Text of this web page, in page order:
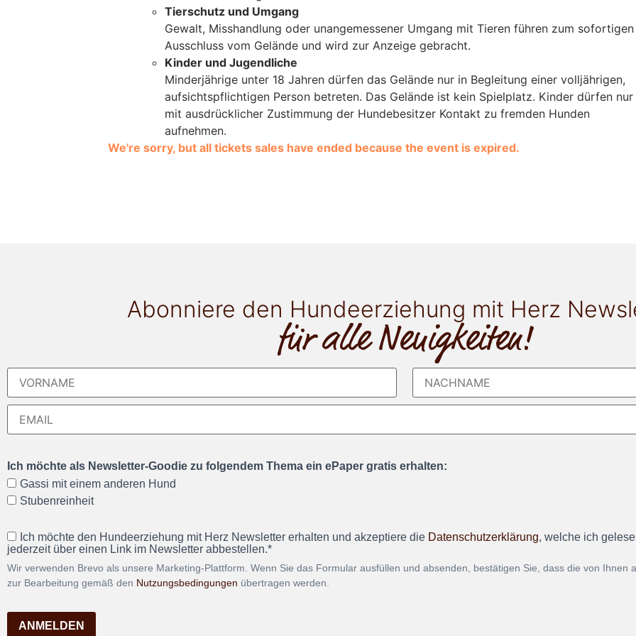
Tierschutz und Umgang
Gewalt, Misshandlung oder unangemessener Umgang mit Tieren führen zum sofortigen
Ausschluss vom Gelände und wird zur Anzeige gebracht.
Kinder und Jugendliche
Minderjährige unter 18 Jahren dürfen das Gelände nur in Begleitung einer volljährigen,
aufsichtspflichtigen Person betreten. Das Gelände ist kein Spielplatz. Kinder dürfen nur
mit ausdrücklicher Zustimmung der Hundebesitzer Kontakt zu fremden Hunden
aufnehmen.
We're sorry, but all tickets sales have ended because the event is expired.
Abonniere den Hundeerziehung mit Herz
für alle Neuigkeiten!
Ich möchte als Newsletter-Goodie zu folgendem Thema ein ePaper gratis erhalten:
Gassi mit einem anderen Hund
Stubenreinheit
Ich möchte den Hundeerziehung mit Herz Newsletter erhalten und akzeptiere die Datenschutzerklärung, welche ich
jederzeit über einen Link im Newsletter abbestellen.*
Wir verwenden Brevo als unsere Marketing-Plattform. Wenn Sie das Formular ausfüllen und absenden, bestätigen Sie, dass die von Ihnen
zur Bearbeitung gemäß den Nutzungsbedingungen übertragen werden.
ANMELDEN